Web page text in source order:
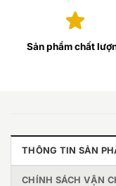
Sản phẩm chất
THÔNG TIN SẢN
CHÍNH SÁCH VẬN